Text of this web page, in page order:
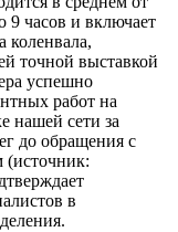
9 часов и включает
коленвала,
точной выставкой
успешно
работ на
нашей сети за
до обращения с
(источник:
в